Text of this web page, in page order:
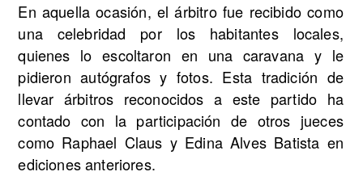
En aquella ocasión, el árbitro fue recibido como
una celebridad por los habitantes locales,
quienes lo escoltaron en una caravana y le
pidieron autógrafos y fotos. Esta tradición de
llevar árbitros reconocidos a este partido ha
contado con la participación de otros jueces
como Raphael Claus y Edina Alves Batista en
ediciones anteriores.